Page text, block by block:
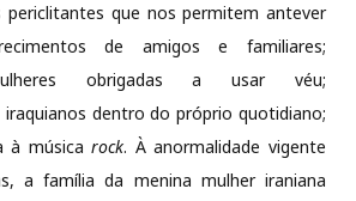
periclitantes que nos permitem antever
de amigos e familiares;
obrigadas a usar véu;
dentro do próprio quotidiano;
à músicarock. À anormalidade vigente
a família da menina mulher iraniana